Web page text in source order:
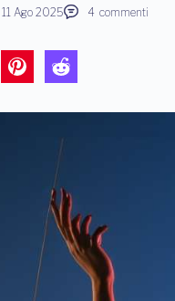
11 Ago 2025 4 commenti